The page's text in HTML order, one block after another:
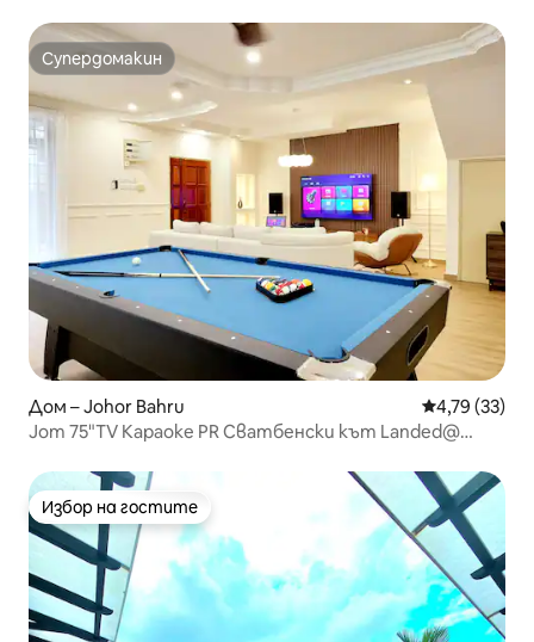
Супердомакин
Супердомакин
Дом – Johor Bahru Средна
4,79 (33)
Jom 75"TV Караоке PR Сватбенски кът Landed@
Избор на гостите
Избор на гостите